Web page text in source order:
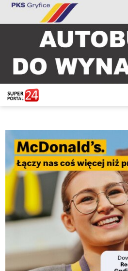
STRONA GŁÓWNA
POWIAT GRYFICKI
WIADOMOŚCI Z LASU
STUDIO SUPERPORTALU
KONTAKT
REDAKCJA
REGULAMIN